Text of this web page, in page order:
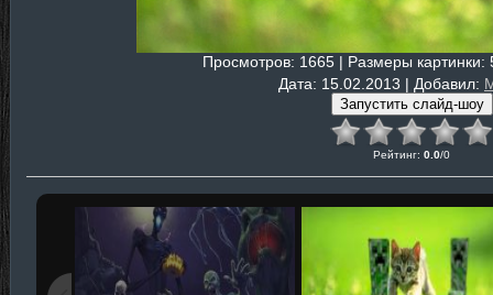
Просмотров: 1665 | Размеры картинки:
Дата: 15.02.2013 | Добавил:
Рейтинг: 0.0/0